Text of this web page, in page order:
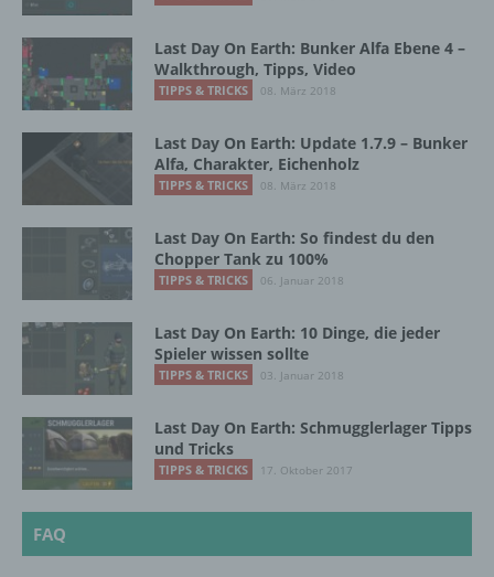
Last Day On Earth: Bunker Alfa Ebene 4 –
Walkthrough, Tipps, Video
TIPPS & TRICKS 08. März 2018
Last Day On Earth: Update 1.7.9 – Bunker
Alfa, Charakter, Eichenholz
TIPPS & TRICKS 08. März 2018
Last Day On Earth: So findest du den
Chopper Tank zu 100%
TIPPS & TRICKS 06. Januar 2018
Last Day On Earth: 10 Dinge, die jeder
Spieler wissen sollte
TIPPS & TRICKS 03. Januar 2018
Last Day On Earth: Schmugglerlager Tipps
und Tricks
TIPPS & TRICKS 17. Oktober 2017
FAQ
oder andere Stelle, die allein oder
gemeinsam mit anderen über die Zwecke
und Mittel der Verarbeitung von
personenbezogenen Daten entscheidet.
Sind die Zwecke und Mittel dieser
das Recht der Mitgliedstaaten vorgegeben,
so kann der Verantwortliche
beziehungsweise können die bestimmten
Kriterien seiner Benennung nach dem
Unionsrecht oder dem Recht der
Mitgliedstaaten vorgesehen werden.
h) Auftragsverarbeiter
Auftragsverarbeiter ist eine natürliche oder
oder andere Stelle, die personenbezogene
Daten im Auftrag des Verantwortlichen
verarbeitet.